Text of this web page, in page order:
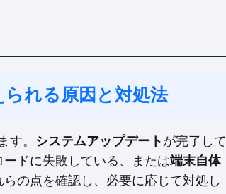
れる原因と対処法
す。 システムアップデート が完了して
ードに失敗している、または端末自体
の点を確認し、必要に応じて対処し